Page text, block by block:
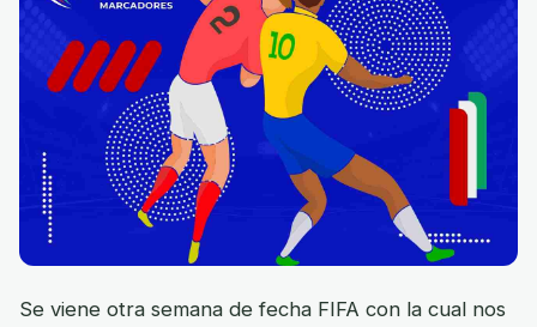
Se viene otra semana de fecha FIFA con la cual nos